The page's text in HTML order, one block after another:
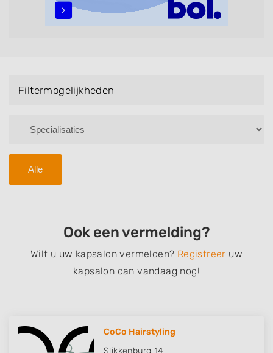
filteren met behulp van de specialisatie filter en u
Filtermogelijkheden
Alle
Ook een vermelding?
Wilt u uw kapsalon vermelden? Registreer uw
kapsalon dan vandaag nog!
CoCo Hairstyling
Slikkenburg 14